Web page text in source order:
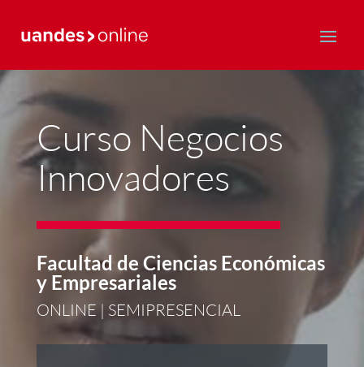
Postgrado y Educación Continua
Curso Negocios
Innovadores
Facultad de Ciencias Económicas
y Empresariales
ONLINE | SEMIPRESENCIAL